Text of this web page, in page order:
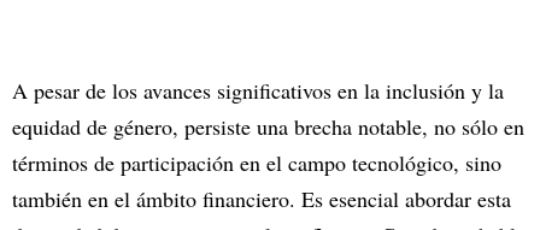
A pesar de los avances significativos en la inclusión y la
equidad de género, persiste una brecha notable, no sólo en
términos de participación en el campo tecnológico, sino
también en el ámbito financiero. Es esencial abordar esta